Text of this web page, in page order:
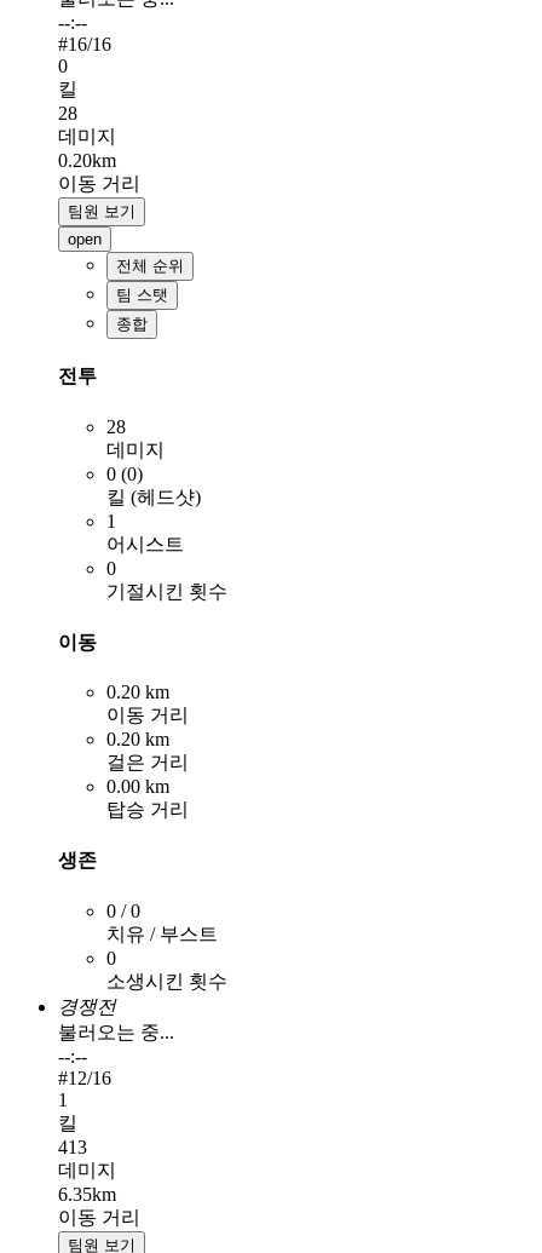
--:--
#16/16
0
킬
28
데미지
0.20km
이동 거리
팀원 보기
open
전체 순위
팀 스탯
종합
전투
28
데미지
0 (0)
킬 (헤드샷)
1
어시스트
0
기절시킨 횟수
이동
0.20 km
이동 거리
0.20 km
걸은 거리
0.00 km
탑승 거리
생존
0 / 0
치유 / 부스트
0
소생시킨 횟수
경쟁전
불러오는 중...
--:--
#12/16
1
킬
413
데미지
6.35km
이동 거리
팀원 보기